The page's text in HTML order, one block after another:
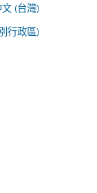
(台灣)
行政區)